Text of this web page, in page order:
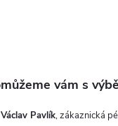
Václav Pavlík